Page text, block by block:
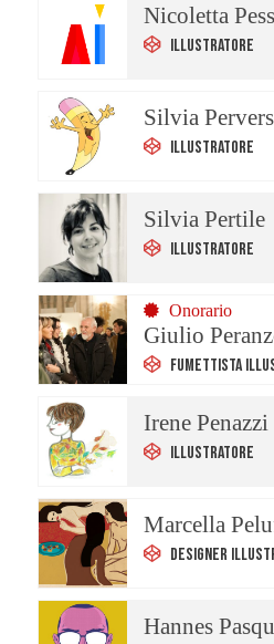
Nicoletta
Illustratore
Silvia
Illustratore
Silvia Pertile
Illustratore
Onorario
Giulio
Fumettista
Irene Penazzi
Illustratore
Marcella
Designer
Hannes